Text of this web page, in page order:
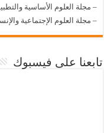
– مجلة العلوم الأساسية
– مجلة العلوم الإجتماعية
تابعنا على فيسبوك